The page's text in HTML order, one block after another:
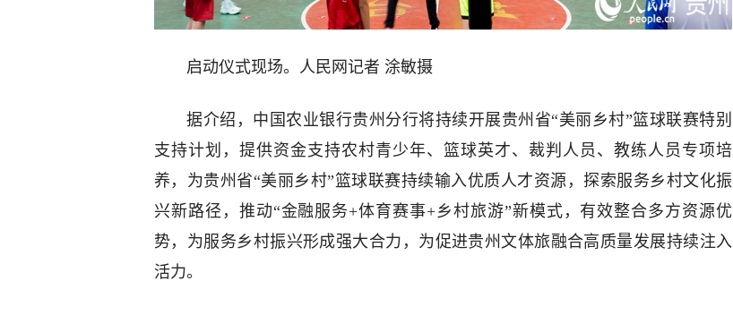
启动仪式现场。人民网记者 涂敏摄
据介绍，中国农业银行贵州分行将持续开展贵州省“美丽乡村”篮球联赛特别
支持计划，提供资金支持农村青少年、篮球英才、裁判人员、教练人员专项培
养，为贵州省“美丽乡村”篮球联赛持续输入优质人才资源，探索服务乡村文化振
兴新路径，推动“金融服务+体育赛事+乡村旅游”新模式，有效整合多方资源优
势，为服务乡村振兴形成强大合力，为促进贵州文体旅融合高质量发展持续注入
活力。